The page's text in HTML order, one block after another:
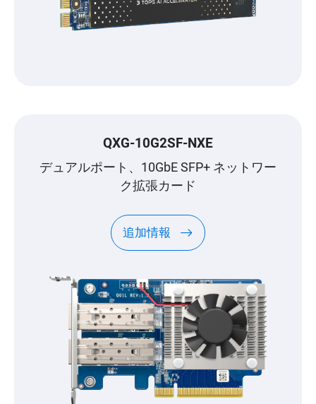
QXG-10G2SF-NXE
デュアルポート、10GbE SFP+ ネットワー
ク拡張カード
追加情報